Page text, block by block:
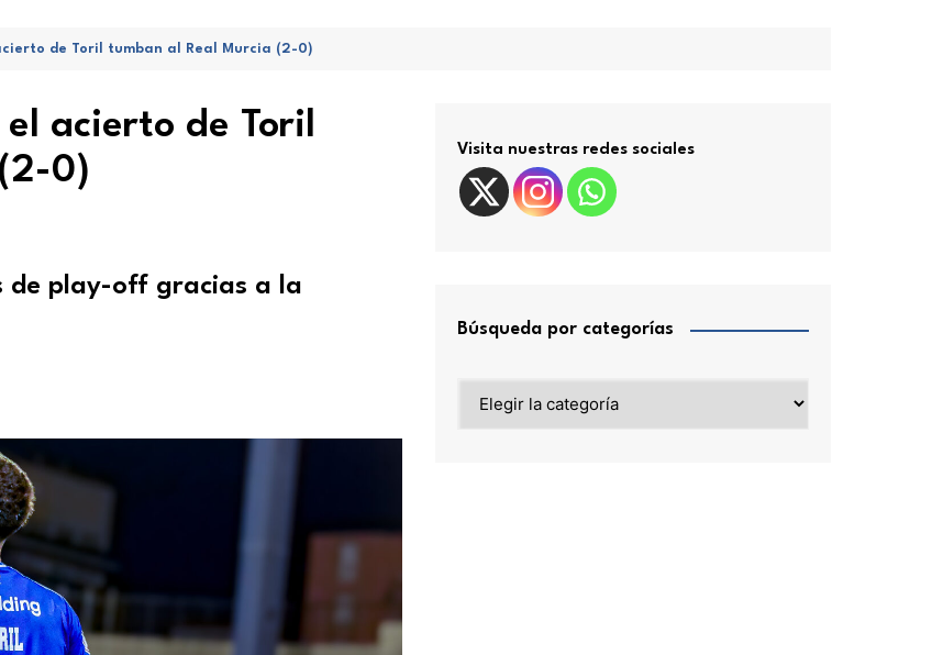
de Toril tumban al Real Murcia (2-0)
acierto de Toril
0)
de play-off gracias a la
Visita nuestras redes sociales
Búsqueda por categorías